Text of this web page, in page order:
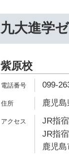
九大進学
紫原校
099-
鹿児
JR指
JR指
鹿児